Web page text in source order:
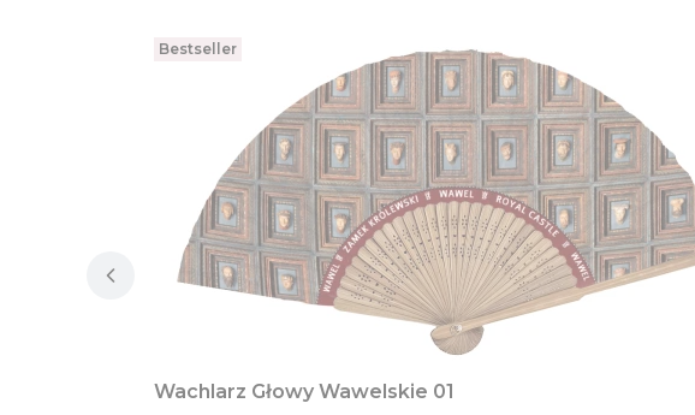
Bestseller
Wachlarz Głowy Wawelskie 01